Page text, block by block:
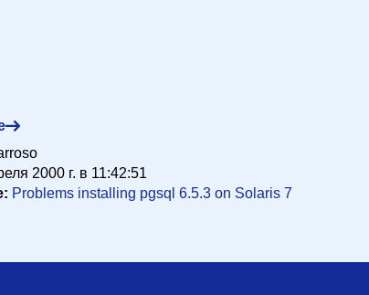
2000 г. в 11:42:51
Problems installing pgsql 6.5.3 on Solaris 7